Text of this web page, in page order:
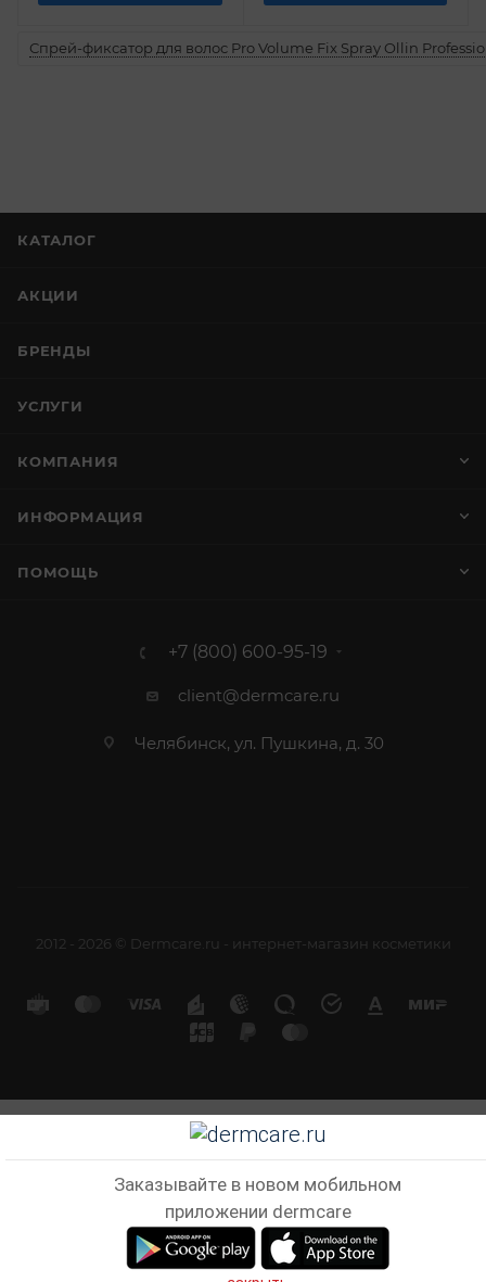
Спрей-фиксатор для волос Pro Volume Fix Spray Ollin
КАТАЛОГ
АКЦИИ
БРЕНДЫ
УСЛУГИ
КОМПАНИЯ
ИНФОРМАЦИЯ
ПОМОЩЬ
+7 (800) 600-95-19
client@dermcare.ru
Челябинск, ул. Пушкина, д. 30
2012 - 2026 © Dermcare.ru - интернет-магазин косметики
Заказывайте в новом мобильном
приложении dermcare